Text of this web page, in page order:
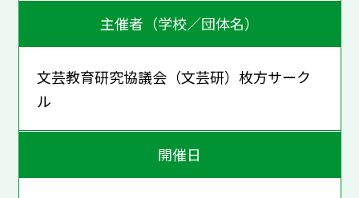
主催者（学校／団体名）
文芸教育研究協議会（文芸研）枚方サーク
ル
開催日